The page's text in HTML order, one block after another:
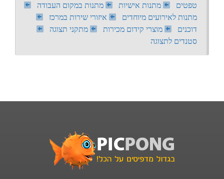
טפטים
מתנות אישיות
מתנות במקום העבודה
מתנות לאירועים מיוחדים
איזורי שירות במרכז
דוכנים
מוצרי קידום מכירות
מתקני תצוגה
סטנדים לתצוגה